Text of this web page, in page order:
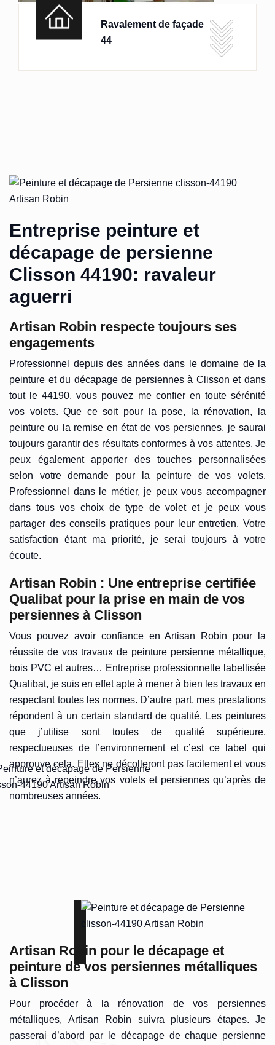
Ravalement de façade
44
Entreprise peinture et
décapage de persienne
Clisson 44190: ravaleur
aguerri
Artisan Robin respecte toujours ses
engagements
Professionnel depuis des années dans le domaine de la
peinture et du décapage de persiennes à Clisson et dans
tout le 44190, vous pouvez me confier en toute sérénité
vos volets. Que ce soit pour la pose, la rénovation, la
peinture ou la remise en état de vos persiennes, je saurai
toujours garantir des résultats conformes à vos attentes. Je
peux également apporter des touches personnalisées
selon votre demande pour la peinture de vos volets.
Professionnel dans le métier, je peux vous accompagner
dans tous vos choix de type de volet et je peux vous
partager des conseils pratiques pour leur entretien. Votre
satisfaction étant ma priorité, je serai toujours à votre
écoute.
Artisan Robin : Une entreprise certifiée
Qualibat pour la prise en main de vos
persiennes à Clisson
Vous pouvez avoir confiance en Artisan Robin pour la
réussite de vos travaux de peinture persienne métallique,
bois PVC et autres… Entreprise professionnelle labellisée
Qualibat, je suis en effet apte à mener à bien les travaux en
respectant toutes les normes. D’autre part, mes prestations
répondent à un certain standard de qualité. Les peintures
que j’utilise sont toutes de qualité supérieure,
respectueuses de l’environnement et c’est ce label qui
approuve cela. Elles ne décolleront pas facilement et vous
n’aurez à repeindre vos volets et persiennes qu’après de
nombreuses années.
Artisan Robin pour le décapage et
peinture de vos persiennes métalliques
à Clisson
Pour procéder à la rénovation de vos persiennes
métalliques, Artisan Robin suivra plusieurs étapes. Je
passerai d’abord par le décapage de chaque persienne